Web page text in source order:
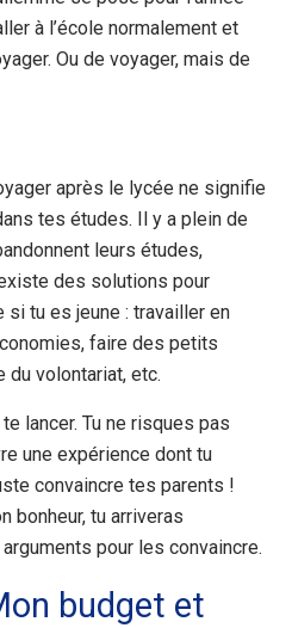
à l’école normalement et
Ou de voyager, mais de
après le lycée ne signifie
tes études. Il y a plein de
leurs études,
des solutions pour
si tu es jeune : travailler en
faire des petits
du volontariat, etc.
lancer. Tu ne risques pas
une expérience dont tu
convaincre tes parents !
bonheur, tu arriveras
pour les convaincre.
budget et